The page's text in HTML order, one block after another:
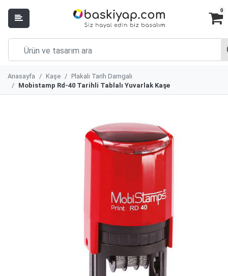
0
Anasayfa Kaşe
Plakalı Tarih Damgalı
Mobistamp Rd-40 Tarihli Tablalı Yuvarlak Kaşe